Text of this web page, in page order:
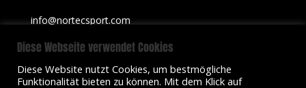
info@nortecsport.com
© NORTEC Sport 2012-2023 Cookies
Diese Webseite verwendet Cookies
Diese Website nutzt Cookies, um bestmögliche
Funktionalität bieten zu können. Mit dem Klick auf